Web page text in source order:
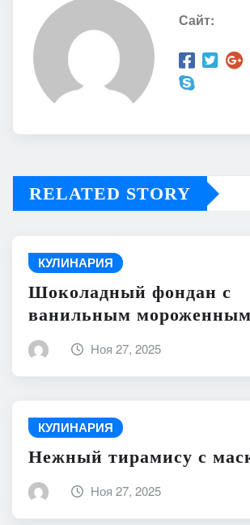
Сайт:
RELATED STORY
КУЛИНАРИЯ
Шоколадный фондан с
ванильным мороженным
Ноя 27, 2025
КУЛИНАРИЯ
Нежный тирамису с
Ноя 27, 2025